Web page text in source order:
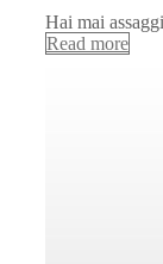
Hai mai
Read more